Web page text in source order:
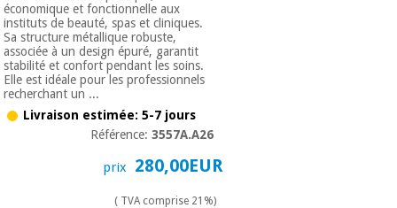
pour les
coronavirus
Aérobic,
fitness
et
pilates
Tech
Fisaude
Armoires
thérapeutiques
Matériel de
protection
économique et fonctionnelle aux
instituts de beauté, spas et cliniques.
Sa structure métallique robuste,
associée à un design épuré, garantit
stabilité et confort pendant les soins.
Elle est idéale pour les professionnels
recherchant un ...
Livraison estimée: 5-7 jours
Référence:3557A.A26
prix 280,00EUR
( TVA comprise 21%)